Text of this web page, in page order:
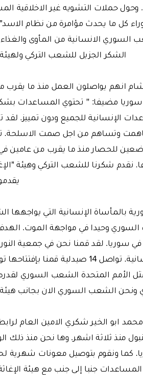
حملات التشويه غير الاخلاقية
كل ما يحدث مؤامرة من نظام
السوري الانسانية من المأوى
الشكر الجزيل للشعب التركي ولهيئة
انهم يواصلون العمل منذ ما يقرب
سوريا مضيفا: '' تحتوي المساعدات
الإنسانية للجميع ودون تمييز. لقد
وتساهم من اجل صمت الاسلحة.
للحصار منذ ما يقرب من عامين
شكرنا للشعب التركي وهيئة
بالمأساة الإنسانية التي
السوري وحيدا في مواجهة الموت.
سوريا. لقد قمنا نحن في جمعية
المشاريع الهامة بمشاركة من هيئة الإغاثة الإنسانية. تواصل
الأمم المتحدة الشعب السوري
الشعب السوري الان بجانب هيئة
ابو الخير شكري الامين العام
منذ ثلاثة اشهر. وها نحن منذ ذلك
جنبا إلى جنب مع هيئة